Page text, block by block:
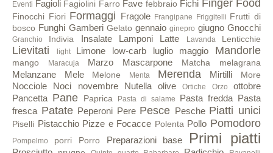
Eventi Fagioli Fagiolini Farro Fave febbraio Fichi Finger Food
Finocchi Fiori Formaggi Fragole Frangipane Friggitelli Frutti di
bosco Funghi Gamberi Gelato gennaio ginepro giugno Gnocchi
Granchio Indivia Insalate Lamponi Latte Lavanda Lenticchie
Lievitati light Limone low-carb luglio maggio Mandorle
mango Maracuja Marzo Mascarpone Matcha melagrana
Melanzane Mele Melone Menta Merenda Mirtilli More
Nocciole Noci novembre Nutella olive Ortiche Orzo
ottobre
Pancetta Pane Paprica Pasta di salame Pasta fredda Pasta
fresca Patate Peperoni Pere Pesce Pesche Piatti unici
Piselli Pistacchio Pizze e Focacce Polenta Pollo Pomodoro
Pompelmo porri Porro Preparazioni base Primi piatti